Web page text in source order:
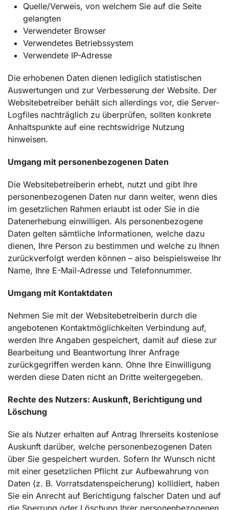
Quelle/Verweis, von welchem Sie auf die Seite
gelangten
Verwendeter Browser
Verwendetes Betriebssystem
Verwendete IP-Adresse
Die erhobenen Daten dienen lediglich statistischen
Auswertungen und zur Verbesserung der Website. Der
Websitebetreiber behält sich allerdings vor, die Server-
Logfiles nachträglich zu überprüfen, sollten konkrete
Anhaltspunkte auf eine rechtswidrige Nutzung
hinweisen.
Umgang mit personenbezogenen Daten
Die Websitebetreiberin erhebt, nutzt und gibt Ihre
personenbezogenen Daten nur dann weiter, wenn dies
im gesetzlichen Rahmen erlaubt ist oder Sie in die
Datenerhebung einwilligen. Als personenbezogene
Daten gelten sämtliche Informationen, welche dazu
dienen, Ihre Person zu bestimmen und welche zu Ihnen
zurückverfolgt werden können – also beispielsweise Ihr
Name, Ihre E-Mail-Adresse und Telefonnummer.
Umgang mit Kontaktdaten
Nehmen Sie mit der Websitebetreiberin durch die
angebotenen Kontaktmöglichkeiten Verbindung auf,
werden Ihre Angaben gespeichert, damit auf diese zur
Bearbeitung und Beantwortung Ihrer Anfrage
zurückgegriffen werden kann. Ohne Ihre Einwilligung
werden diese Daten nicht an Dritte weitergegeben.
Rechte des Nutzers: Auskunft, Berichtigung und
Löschung
Sie als Nutzer erhalten auf Antrag Ihrerseits kostenlose
Auskunft darüber, welche personenbezogenen Daten
über Sie gespeichert wurden. Sofern Ihr Wunsch nicht
mit einer gesetzlichen Pflicht zur Aufbewahrung von
Daten (z. B. Vorratsdatenspeicherung) kollidiert, haben
Sie ein Anrecht auf Berichtigung falscher Daten und auf
die Sperrung oder Löschung Ihrer personenbezogenen